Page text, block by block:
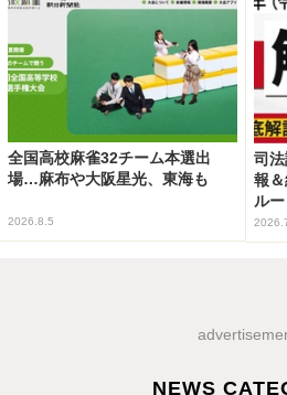
全国高校麻雀32チーム本選出
場…麻布や大阪星光、東海も
2026.8.5
司
報
ルー
NEWS